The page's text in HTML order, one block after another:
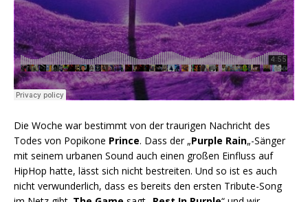
Die Woche war bestimmt von der traurigen Nachricht des
Todes von Popikone Prince. Dass der „Purple Rain„-Sänger
mit seinem urbanen Sound auch einen großen Einfluss auf
HipHop hatte, lässt sich nicht bestreiten. Und so ist es auch
nicht verwunderlich, dass es bereits den ersten Tribute-Song